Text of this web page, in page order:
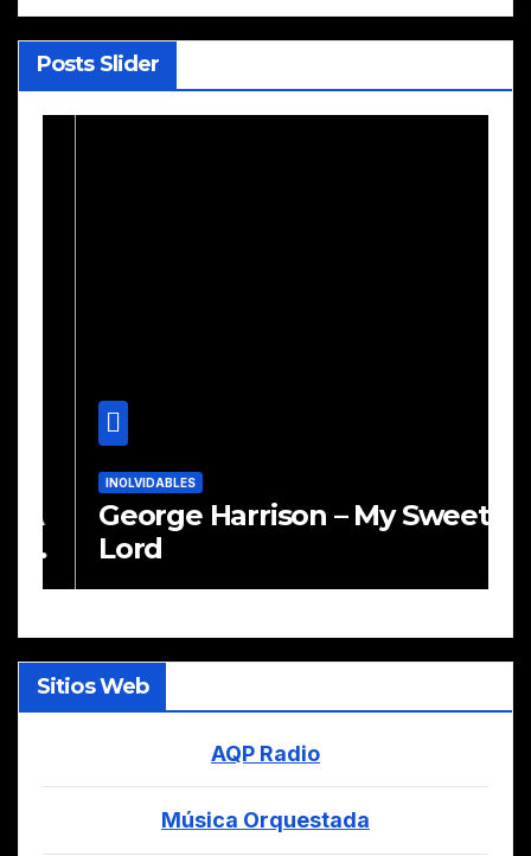
Posts Slider
INOLVIDABLES
George Harrison – My Sweet
Lord
Sitios Web
AQP Radio
Música Orquestada